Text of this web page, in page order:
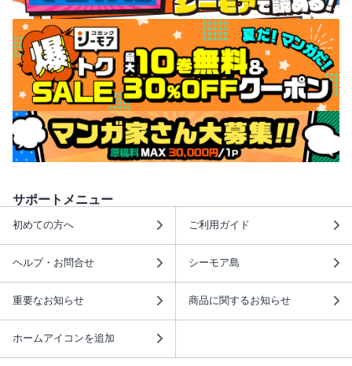
サポートメニュー
初めての方へ ご利用ガイド
ヘルプ・お問合せ シーモア島
重要なお知らせ 商品に関するお知らせ
ホームアイコンを追加